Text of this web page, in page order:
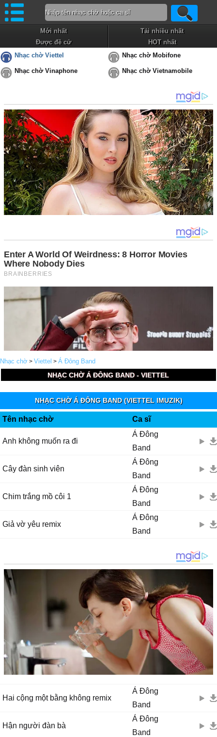
Mới nhất
Tải nhiều nhất
Được đề cử
HOT nhất
Nhạc chờ Viettel
Nhạc chờ Mobifone
Nhạc chờ Vinaphone Nhạc chờ Vietnamobile
Nhạc chờ > Viettel > Á Đông Band
NHẠC CHỜ Á ĐÔNG BAND - VIETTEL
NHẠC CHỜ Á ĐÔNG BAND (VIETTEL IMUZIK)
Tên nhạc chờ Ca sĩ
Anh không muốn ra đi
Á Đông
Band
Cây đàn sinh viên
Á Đông
Band
Chim trắng mồ côi 1
Á Đông
Band
Giả vờ yêu remix
Á Đông
Band
Hai cộng một bằng không remix
Á Đông
Band
Hận người đàn bà
Á Đông
Band